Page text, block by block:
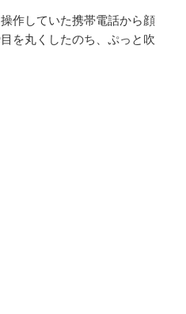
作していた携帯電話から顔
を丸くしたのち、ぷっと吹